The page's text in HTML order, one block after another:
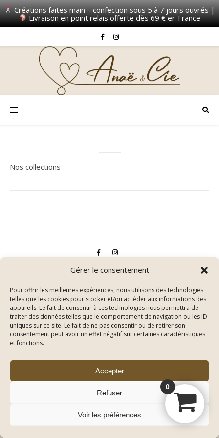
Gérer le consentement
Pour offrir les meilleures expériences, nous utilisons des technologies
telles que les cookies pour stocker et/ou accéder aux informations des
appareils. Le fait de consentir à ces technologies nous permettra de
traiter des données telles que le comportement de navigation ou les ID
uniques sur ce site. Le fait de ne pas consentir ou de retirer son
consentement peut avoir un effet négatif sur certaines caractéristiques
et fonctions.
Accepter
Refuser
Voir les préférences
Créations faites main – confection sous 5 à 7 jours ouvrés |
Livraison en point relais offerte dès 69 € en France
Nos collections
Thème Bard parWP Royal .
Conditions Générales de Vente Mentions légales
Politique de confidentialité Nous contacter On parle de nous
HAUT DE PAGE
0